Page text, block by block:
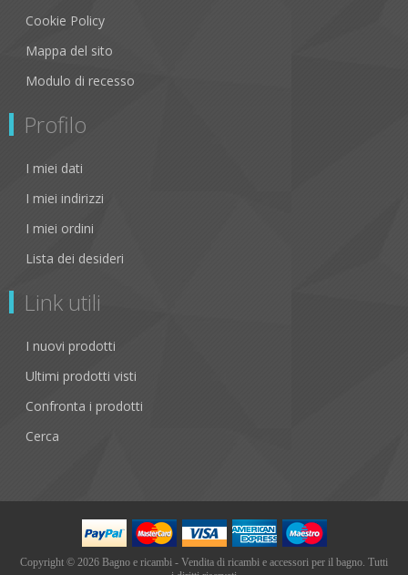
Cookie Policy
Mappa del sito
Modulo di recesso
Profilo
I miei dati
I miei indirizzi
I miei ordini
Lista dei desideri
Link utili
I nuovi prodotti
Ultimi prodotti visti
Confronta i prodotti
Cerca
Copyright © 2026 Bagno e ricambi - Vendita di ricambi e accessori per il bagno. Tutti